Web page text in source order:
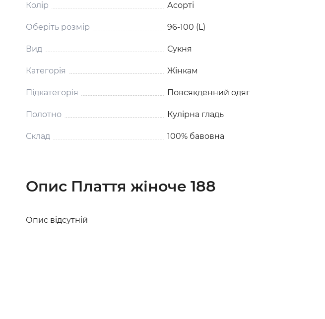
Колір Асорті
Оберіть розмір 96-100 (L)
Вид Сукня
Категорія Жінкам
Підкатегорія Повсякденний одяг
Полотно Кулірна гладь
Склад 100% бавовна
Опис Плаття жіноче 188
Опис відсутній